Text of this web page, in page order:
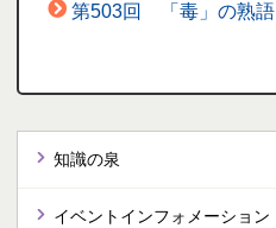
第503回 「毒」の熟語
知識の泉
イベントインフォメーション